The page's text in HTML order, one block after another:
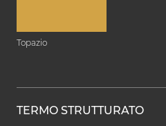
Topazio
TERMO STRUTTURATO